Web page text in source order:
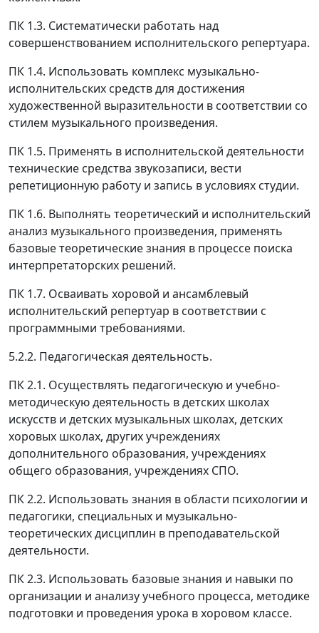
ПК 1.3. Систематически работать над
совершенствованием исполнительского репертуара.
ПК 1.4. Использовать комплекс музыкально-
исполнительских средств для достижения
художественной выразительности в соответствии со
стилем музыкального произведения.
ПК 1.5. Применять в исполнительской деятельности
технические средства звукозаписи, вести
репетиционную работу и запись в условиях студии.
ПК 1.6. Выполнять теоретический и исполнительский
анализ музыкального произведения, применять
базовые теоретические знания в процессе поиска
интерпретаторских решений.
ПК 1.7. Осваивать хоровой и ансамблевый
исполнительский репертуар в соответствии с
программными требованиями.
5.2.2. Педагогическая деятельность.
ПК 2.1. Осуществлять педагогическую и учебно-
методическую деятельность в детских школах
искусств и детских музыкальных школах, детских
хоровых школах, других учреждениях
дополнительного образования, учреждениях
общего образования, учреждениях СПО.
ПК 2.2. Использовать знания в области психологии и
педагогики, специальных и музыкально-
теоретических дисциплин в преподавательской
деятельности.
ПК 2.3. Использовать базовые знания и навыки по
организации и анализу учебного процесса, методике
подготовки и проведения урока в хоровом классе.